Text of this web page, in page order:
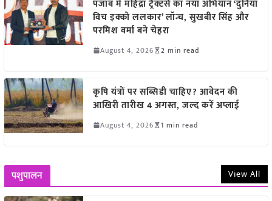
पंजाब में महिंद्रा ट्रैक्टर्स का नया अभियान ‘दुनिया
विच इक्को ललकार’ लॉन्च, सुखबीर सिंह और
परमिश वर्मा बने चेहरा
August 4, 2026 2 min read
कृषि यंत्रों पर सब्सिडी चाहिए? आवेदन की
आखिरी तारीख 4 अगस्त, जल्द करें अप्लाई
August 4, 2026 1 min read
पशुपालन View All